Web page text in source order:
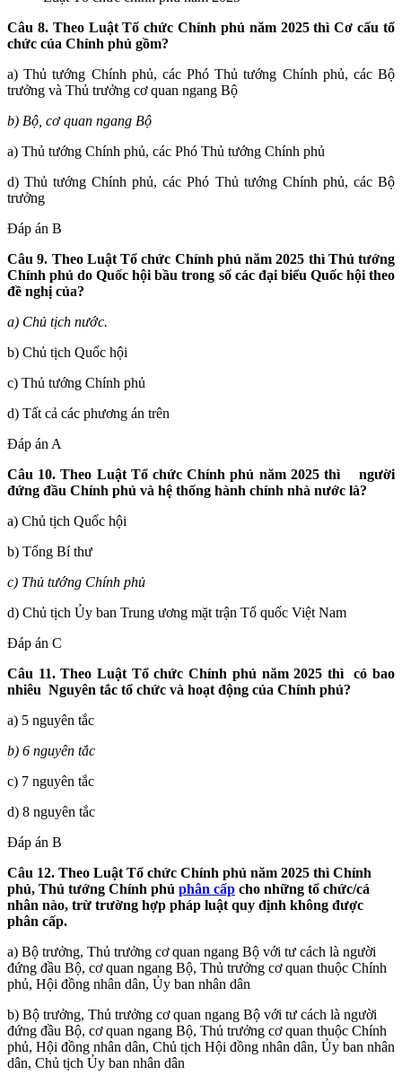
Câu 8. Theo Luật Tổ chức Chính phủ năm 2025 thì Cơ cấu tổ
chức của Chính phủ gồm?
a) Thủ tướng Chính phủ, các Phó Thủ tướng Chính phủ, các Bộ
trưởng và Thủ trưởng cơ quan ngang Bộ
b) Bộ, cơ quan ngang Bộ
a) Thủ tướng Chính phủ, các Phó Thủ tướng Chính phủ
d) Thủ tướng Chính phủ, các Phó Thủ tướng Chính phủ, các Bộ
trưởng
Đáp án B
Câu 9. Theo Luật Tổ chức Chính phủ năm 2025 thì Thủ tướng
Chính phủ do Quốc hội bầu trong số các đại biểu Quốc hội theo
đề nghị của?
a) Chủ tịch nước.
b) Chủ tịch Quốc hội
c) Thủ tướng Chính phủ
d) Tất cả các phương án trên
Đáp án A
Câu 10. Theo Luật Tổ chức Chính phủ năm 2025 thì
người
đứng đầu Chính phủ và hệ thống hành chính nhà nước là?
a) Chủ tịch Quốc hội
b) Tổng Bí thư
c) Thủ tướng Chính phủ
d) Chủ tịch Ủy ban Trung ương mặt trận Tổ quốc Việt Nam
Đáp án C
Câu 11. Theo Luật Tổ chức Chính phủ năm 2025 thì
có bao
nhiêu Nguyên tắc tổ chức và hoạt động của Chính phủ?
a) 5 nguyên tắc
b) 6 nguyên tắc
c) 7 nguyên tắc
d) 8 nguyên tắc
Đáp án B
Câu 12. Theo Luật Tổ chức Chính phủ năm 2025 thì Chính
phủ, Thủ tướng Chính phủ phân cấp cho những tổ chức/cá
nhân nào, trừ trường hợp pháp luật quy định không được
phân cấp.
a) Bộ trưởng, Thủ trưởng cơ quan ngang Bộ với tư cách là người
đứng đầu Bộ, cơ quan ngang Bộ, Thủ trưởng cơ quan thuộc Chính
phủ, Hội đồng nhân dân, Ủy ban nhân dân
b) Bộ trưởng, Thủ trưởng cơ quan ngang Bộ với tư cách là người
đứng đầu Bộ, cơ quan ngang Bộ, Thủ trưởng cơ quan thuộc Chính
phủ, Hội đồng nhân dân, Chủ tịch Hội đồng nhân dân, Ủy ban nhân
dân, Chủ tịch Ủy ban nhân dân